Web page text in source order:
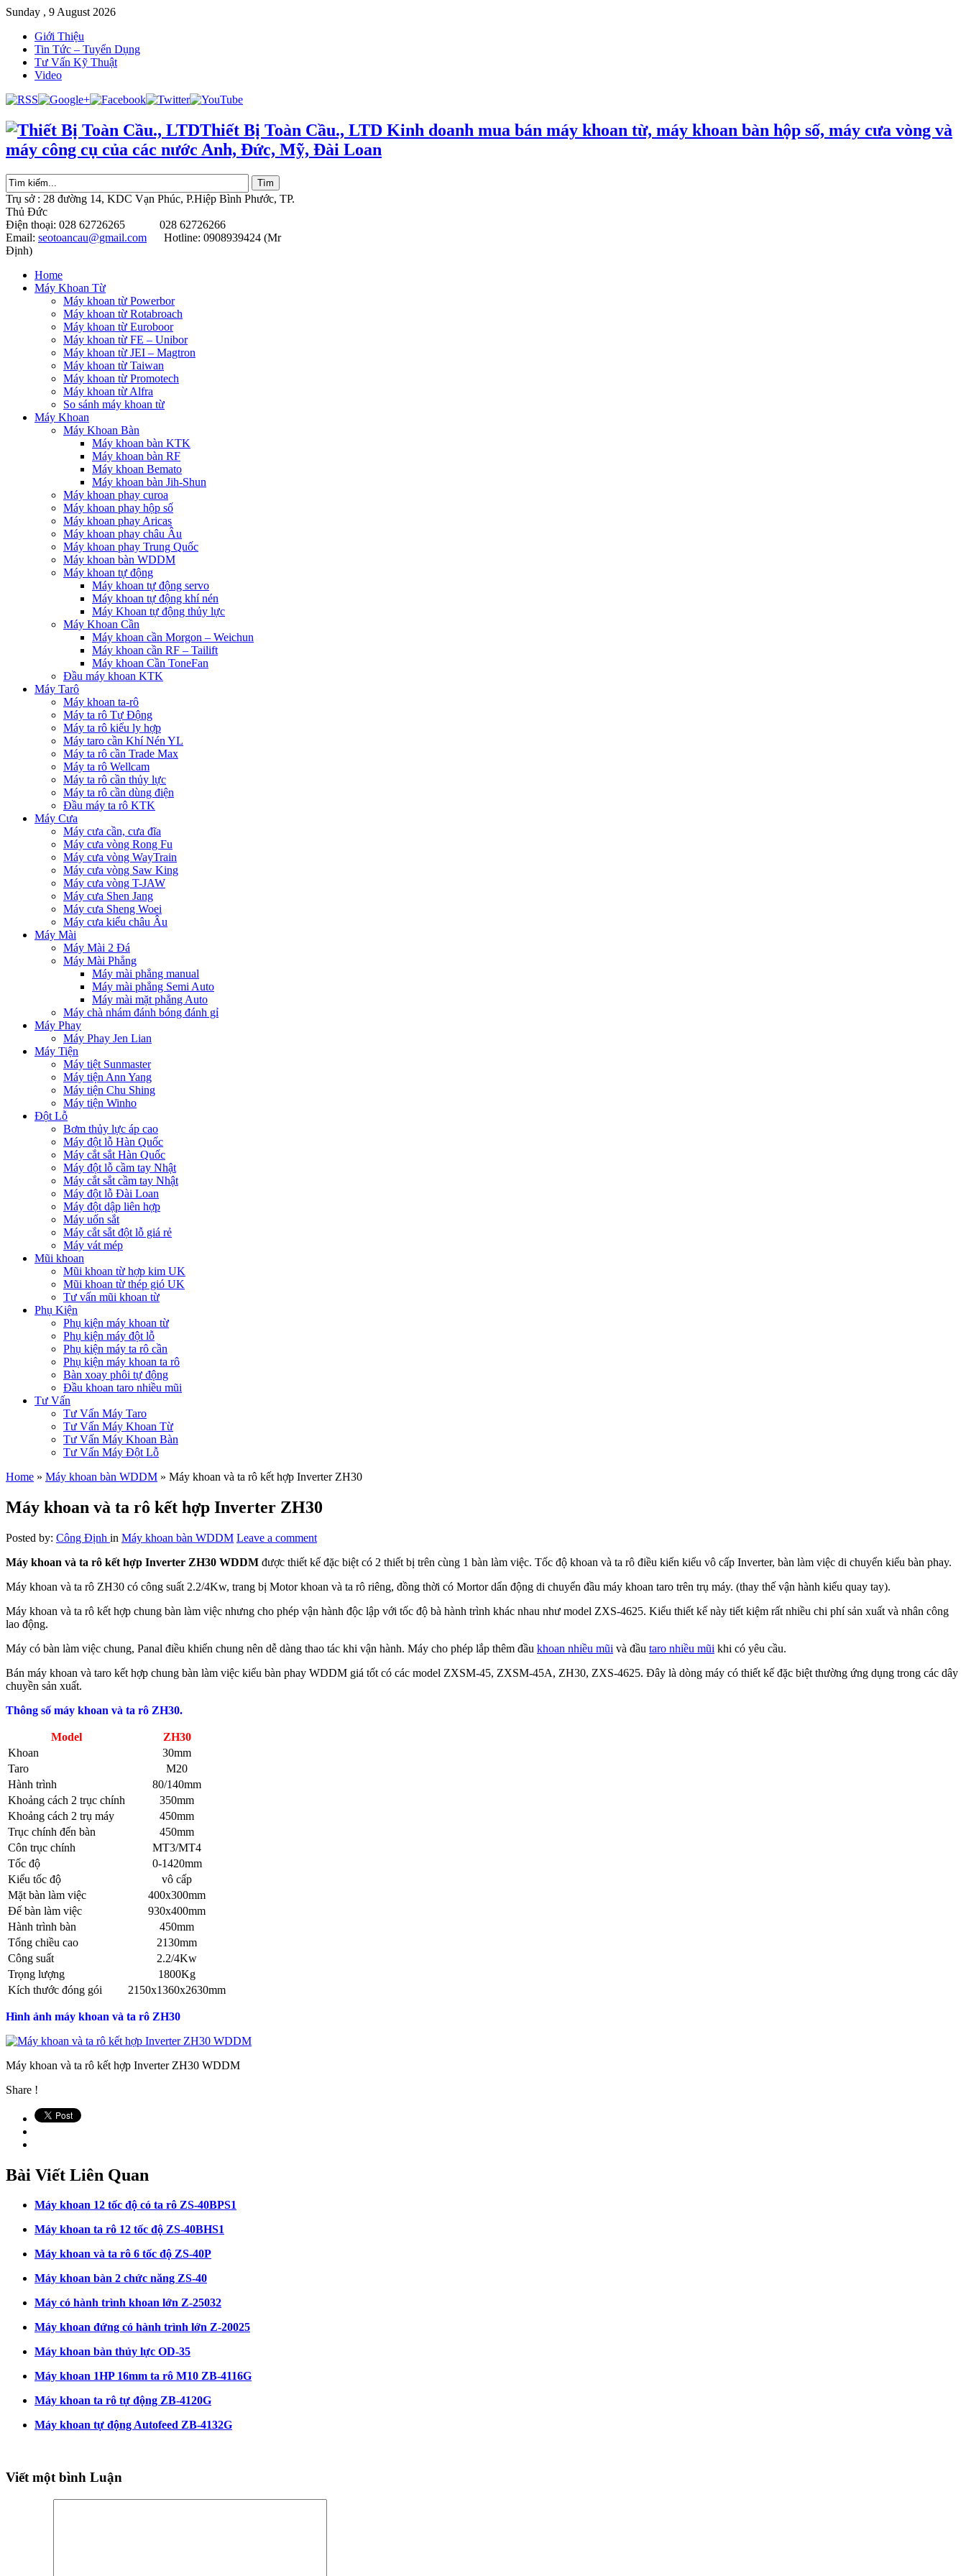
Sunday , 9 August 2026
Giới Thiệu
Tin Tức – Tuyển Dụng
Tư Vấn Kỹ Thuật
Video
Thiết Bị Toàn Cầu., LTD Kinh doanh mua bán máy khoan từ, máy khoan bàn hộp số, máy cưa vòng và
máy công cụ của các nước Anh, Đức, Mỹ, Đài Loan
Trụ sở : 28 đường 14, KDC Vạn Phúc, P.Hiệp Bình Phước, TP.
Thủ Đức
Điện thoại: 028 62726265 028 62726266
Email: seotoancau@gmail.com Hotline: 0908939424 (Mr
Định)
Home
Máy Khoan Từ
Máy khoan từ Powerbor
Máy khoan từ Rotabroach
Máy khoan từ Euroboor
Máy khoan từ FE – Unibor
Máy khoan từ JEI – Magtron
Máy khoan từ Taiwan
Máy khoan từ Promotech
Máy khoan từ Alfra
So sánh máy khoan từ
Máy Khoan
Máy Khoan Bàn
Máy khoan bàn KTK
Máy khoan bàn RF
Máy khoan Bemato
Máy khoan bàn Jih-Shun
Máy khoan phay curoa
Máy khoan phay hộp số
Máy khoan phay Aricas
Máy khoan phay châu Âu
Máy khoan phay Trung Quốc
Máy khoan bàn WDDM
Máy khoan tự động
Máy khoan tự động servo
Máy khoan tự động khí nén
Máy Khoan tự động thủy lực
Máy Khoan Cần
Máy khoan cần Morgon – Weichun
Máy khoan cần RF – Tailift
Máy khoan Cần ToneFan
Đầu máy khoan KTK
Máy Tarô
Máy khoan ta-rô
Máy ta rô Tự Động
Máy ta rô kiểu ly hợp
Máy taro cần Khí Nén YL
Máy ta rô cần Trade Max
Máy ta rô Wellcam
Máy ta rô cần thủy lực
Máy ta rô cần dùng điện
Đầu máy ta rô KTK
Máy Cưa
Máy cưa cần, cưa đĩa
Máy cưa vòng Rong Fu
Máy cưa vòng WayTrain
Máy cưa vòng Saw King
Máy cưa vòng T-JAW
Máy cưa Shen Jang
Máy cưa Sheng Woei
Máy cưa kiểu châu Âu
Máy Mài
Máy Mài 2 Đá
Máy Mài Phẳng
Máy mài phẳng manual
Máy mài phẳng Semi Auto
Máy mài mặt phẳng Auto
Máy chà nhám đánh bóng đánh gỉ
Máy Phay
Máy Phay Jen Lian
Máy Tiện
Máy tiệt Sunmaster
Máy tiện Ann Yang
Máy tiện Chu Shing
Máy tiện Winho
Đột Lỗ
Bơm thủy lực áp cao
Máy đột lỗ Hàn Quốc
Máy cắt sắt Hàn Quốc
Máy đột lỗ cầm tay Nhật
Máy cắt sắt cầm tay Nhật
Máy đột lỗ Đài Loan
Máy đột dập liên hợp
Máy uốn sắt
Máy cắt sắt đột lỗ giá rẻ
Máy vát mép
Mũi khoan
Mũi khoan từ hợp kim UK
Mũi khoan từ thép gió UK
Tư vấn mũi khoan từ
Phụ Kiện
Phụ kiện máy khoan từ
Phụ kiện máy đột lỗ
Phụ kiện máy ta rô cần
Phụ kiện máy khoan ta rô
Bàn xoay phôi tự động
Đầu khoan taro nhiều mũi
Tư Vấn
Tư Vấn Máy Taro
Tư Vấn Máy Khoan Từ
Tư Vấn Máy Khoan Bàn
Tư Vấn Máy Đột Lỗ
Home » Máy khoan bàn WDDM » Máy khoan và ta rô kết hợp Inverter ZH30
Máy khoan và ta rô kết hợp Inverter ZH30
Posted by: Công Định in Máy khoan bàn WDDM Leave a comment
Máy khoan và ta rô kết hợp Inverter ZH30 WDDM được thiết kế đặc biệt có 2 thiết bị trên cùng 1 bàn làm việc. Tốc độ khoan và ta rô điều kiển kiểu vô cấp Inverter, bàn làm việc di chuyển kiểu bàn phay.
Máy khoan và ta rô ZH30 có công suất 2.2/4Kw, trang bị Motor khoan và ta rô riêng, đồng thời có Mortor dẩn động di chuyển đầu máy khoan taro trên trụ máy. (thay thế vận hành kiểu quay tay).
Máy khoan và ta rô kết hợp chung bàn làm việc nhưng cho phép vận hành độc lập với tốc độ bà hành trình khác nhau như model ZXS-4625. Kiểu thiết kế này tiết kiệm rất nhiều chi phí sản xuất và nhân công
lao động.
Máy có bàn làm việc chung, Panal điều khiển chung nên dễ dàng thao tác khi vận hành. Máy cho phép lắp thêm đầu khoan nhiều mũi và đầu taro nhiều mũi khi có yêu cầu.
Bán máy khoan và taro kết hợp chung bàn làm việc kiểu bàn phay WDDM giá tốt có các model ZXSM-45, ZXSM-45A, ZH30, ZXS-4625. Đây là dòng máy có thiết kế đặc biệt thường ứng dụng trong các dây
chuyền sản xuất.
Thông số máy khoan và ta rô ZH30.
Model
ZH30
Khoan
30mm
Taro
M20
Hành trình
80/140mm
Khoảng cách 2 trục chính
350mm
Khoảng cách 2 trụ máy
450mm
Trục chính đến bàn
450mm
Côn trục chính
MT3/MT4
Tốc độ
0-1420mm
Kiểu tốc độ
vô cấp
Mặt bàn làm việc
400x300mm
Đế bàn làm việc
930x400mm
Hành trình bàn
450mm
Tổng chiều cao
2130mm
Công suất
2.2/4Kw
Trọng lượng
1800Kg
Kích thước đóng gói
2150x1360x2630mm
Hình ảnh máy khoan và ta rô ZH30
Máy khoan và ta rô kết hợp Inverter ZH30 WDDM
Share !
Bài Viết Liên Quan
Máy khoan 12 tốc độ có ta rô ZS-40BPS1
Máy khoan ta rô 12 tốc độ ZS-40BHS1
Máy khoan và ta rô 6 tốc độ ZS-40P
Máy khoan bàn 2 chức năng ZS-40
Máy có hành trình khoan lớn Z-25032
Máy khoan đứng có hành trình lớn Z-20025
Máy khoan bàn thủy lực OD-35
Máy khoan 1HP 16mm ta rô M10 ZB-4116G
Máy khoan ta rô tự động ZB-4120G
Máy khoan tự động Autofeed ZB-4132G
Viết một bình Luận